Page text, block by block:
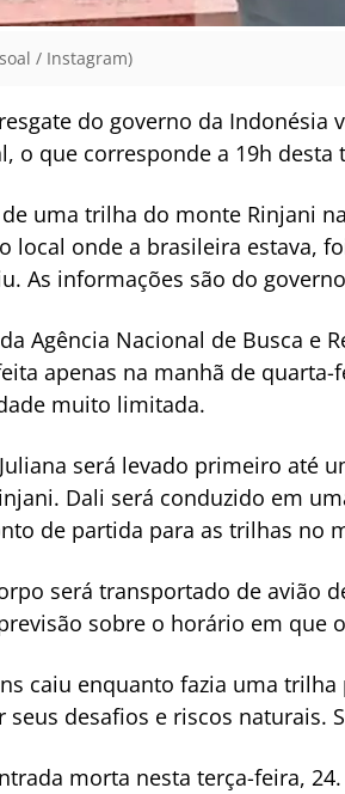
/ Instagram)
do governo da
o que corresponde a 19h
de uma trilha do monte Rinjani
local onde a brasileira estava,
As informações são do
Agência Nacional de Busca e
apenas na manhã de
muito limitada.
será levado primeiro até
Dali será conduzido em
de partida para as trilhas no
será transportado de avião
sobre o horário em que
caiu enquanto fazia uma
desafios e riscos naturais.
morta nesta terça-feira,